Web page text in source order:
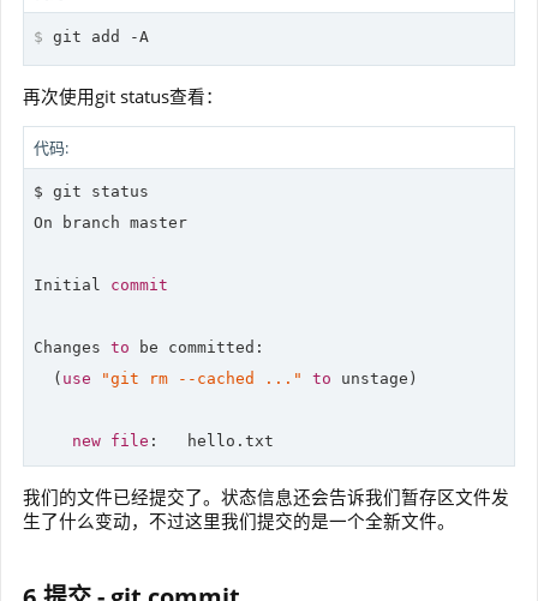
$ git add -A
再次使用git status查看：
代码:
$ git status
On branch master
Initial commit
Changes to be committed:
  (
use "git rm --cached ..." to unstage)
new file
我们的文件已经提交了。状态信息还会告诉我们暂存区文件发
生了什么变动，不过这里我们提交的是一个全新文件。